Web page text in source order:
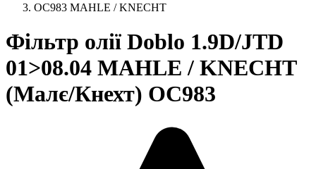
OC983 MAHLE / KNECHT
Фільтр олії Doblo 1.9D/JTD
01>08.04 MAHLE / KNECHT
(Малє/Кнехт) OC983